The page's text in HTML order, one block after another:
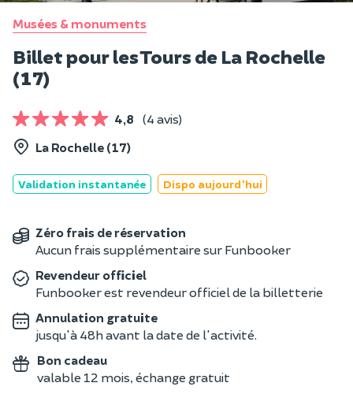
Musées & monuments
Billet pour les Tours de La Rochelle
(17)
4,8
(4 avis)
La Rochelle (17)
Validation instantanée Dispo aujourd'hui
Zéro frais de réservation
Aucun frais supplémentaire sur Funbooker
Revendeur officiel
Funbooker est revendeur officiel de la billetterie
Annulation gratuite
jusqu'à 48h avant la date de l'activité.
Bon cadeau
valable 12 mois, échange gratuit